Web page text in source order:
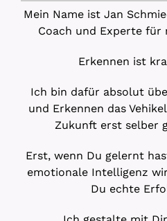
Mein Name ist Jan
Coach und Experte für
Erkennen ist
Ich bin dafür absolut
und Erkennen das
Zukunft erst selber
Erst, wenn Du gelernt
emotionale Intelligenz
Du echte